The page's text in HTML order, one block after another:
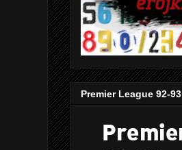
Premier League 92-93